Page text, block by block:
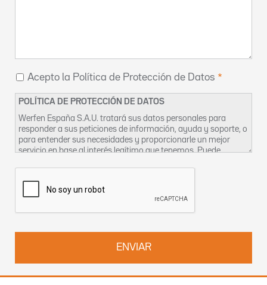
Acepto la Política de Protección de Datos
POLÍTICA DE PROTECCIÓN DE DATOS
Werfen España S.A.U. tratará sus datos personales para
responder a sus peticiones de información, ayuda y soporte, o
para entender sus necesidades y proporcionarle un mejor
servicio en base al interés legítimo que tenemos. Puede
Privacidad
es@werfen.com.